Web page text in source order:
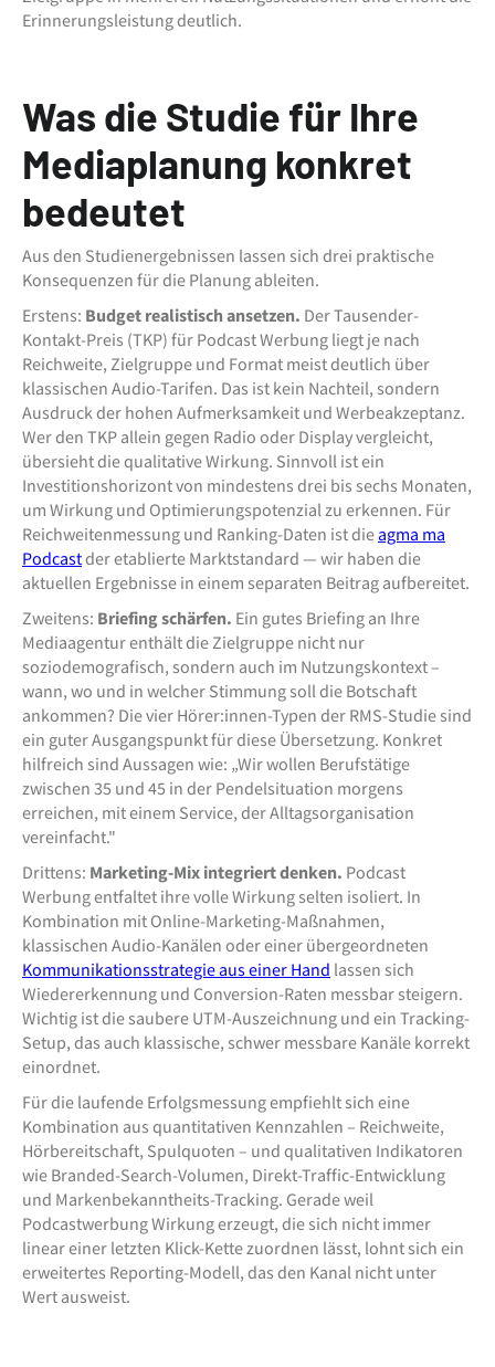
Erinnerungsleistung deutlich.
Was die Studie für Ihre
Mediaplanung konkret
bedeutet
Aus den Studienergebnissen lassen sich drei praktische
Konsequenzen für die Planung ableiten.
Erstens: Budget realistisch ansetzen. Der Tausender-
Kontakt-Preis (TKP) für Podcast Werbung liegt je nach
Reichweite, Zielgruppe und Format meist deutlich über
klassischen Audio-Tarifen. Das ist kein Nachteil, sondern
Ausdruck der hohen Aufmerksamkeit und Werbeakzeptanz.
Wer den TKP allein gegen Radio oder Display vergleicht,
übersieht die qualitative Wirkung. Sinnvoll ist ein
Investitionshorizont von mindestens drei bis sechs Monaten,
um Wirkung und Optimierungspotenzial zu erkennen. Für
Reichweitenmessung und Ranking-Daten ist dieagma ma
Podcastder etablierte Marktstandard — wir haben die
aktuellen Ergebnisse in einem separaten Beitrag aufbereitet.
Zweitens: Briefing schärfen. Ein gutes Briefing an Ihre
Mediaagentur enthält die Zielgruppe nicht nur
soziodemografisch, sondern auch im Nutzungskontext –
wann, wo und in welcher Stimmung soll die Botschaft
ankommen? Die vier Hörer:innen-Typen der RMS-Studie sind
ein guter Ausgangspunkt für diese Übersetzung. Konkret
hilfreich sind Aussagen wie: „Wir wollen Berufstätige
zwischen 35 und 45 in der Pendelsituation morgens
erreichen, mit einem Service, der Alltagsorganisation
vereinfacht."
Drittens: Marketing-Mix integriert denken. Podcast
Werbung entfaltet ihre volle Wirkung selten isoliert. In
Kombination mit Online-Marketing-Maßnahmen,
klassischen Audio-Kanälen oder einer übergeordneten
Kommunikationsstrategie aus einer Hand lassen sich
Wiedererkennung und Conversion-Raten messbar steigern.
Wichtig ist die saubere UTM-Auszeichnung und ein Tracking-
Setup, das auch klassische, schwer messbare Kanäle korrekt
einordnet.
Für die laufende Erfolgsmessung empfiehlt sich eine
Kombination aus quantitativen Kennzahlen – Reichweite,
Hörbereitschaft, Spulquoten – und qualitativen Indikatoren
wie Branded-Search-Volumen, Direkt-Traffic-Entwicklung
und Markenbekanntheits-Tracking. Gerade weil
Podcastwerbung Wirkung erzeugt, die sich nicht immer
linear einer letzten Klick-Kette zuordnen lässt, lohnt sich ein
erweitertes Reporting-Modell, das den Kanal nicht unter
Wert ausweist.